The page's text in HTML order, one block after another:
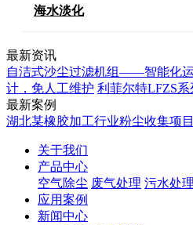
海水淡化
最新资讯
自洁式沙尘过滤机组——智能化
计，免人工维护 利菲尔特LFZS
最新案例
湖北某橡胶加工行业粉尘收集项目
关于我们
产品中心
空气除尘 废气处理 污水处理
应用案例
新闻中心